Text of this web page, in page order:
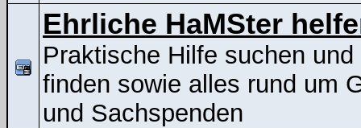
Ehrliche HaMSter
Praktische Hilfe suchen und
finden sowie alles rund um
und Sachspenden